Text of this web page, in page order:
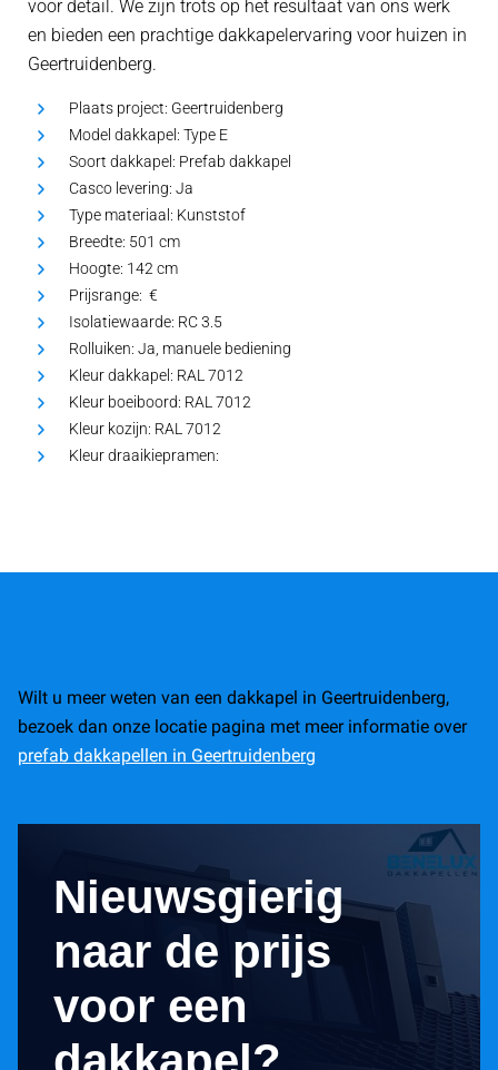
voor detail. We zijn trots op het resultaat van ons werk
en bieden een prachtige dakkapelervaring voor huizen in
Geertruidenberg.
Plaats project: Geertruidenberg
Model dakkapel: Type E
Soort dakkapel: Prefab dakkapel
Casco levering: Ja
Type materiaal: Kunststof
Breedte: 501 cm
Hoogte: 142 cm
Prijsrange: €
Isolatiewaarde: RC 3.5
Rolluiken: Ja, manuele bediening
Kleur dakkapel: RAL 7012
Kleur boeiboord: RAL 7012
Kleur kozijn: RAL 7012
Kleur draaikiepramen:
Wilt u meer weten van een dakkapel in Geertruidenberg,
bezoek dan onze locatie pagina met meer informatie over
prefab dakkapellen in Geertruidenberg
Nieuwsgierig
naar de prijs
voor een